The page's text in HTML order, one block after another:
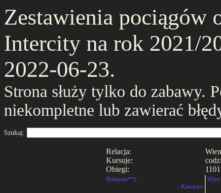
Zestawienia pociągów
Intercity na rok 2021/
2022-06-23.
Strona służy tylko do zabawy.
niekompletne lub zawierać
Szukaj:
Relacja:
Kursuje:
Obiegi:
Bohumin**) -
- Katowice